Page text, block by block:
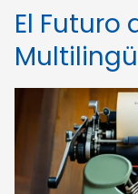
El Futuro